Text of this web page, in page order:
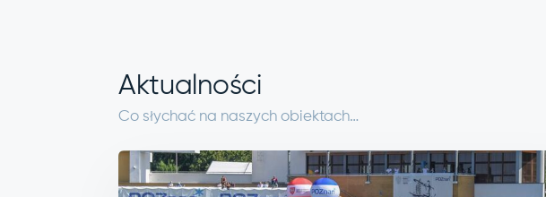
Aktualności
Co słychać na naszych obiektach…